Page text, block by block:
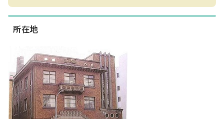
所在地